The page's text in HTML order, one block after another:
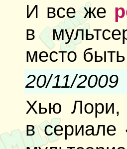
И все же
в
место
20/11/2009
Хью Лори,
в сериале